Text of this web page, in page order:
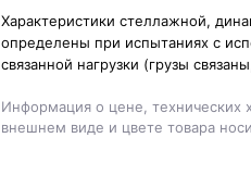
Характеристики стеллажной,
определены при испытаниях с
связанной нагрузки (грузы
Информация о цене, технических
внешнем виде и цвете товара